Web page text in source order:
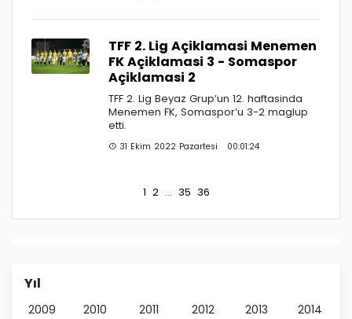
TFF 2. Lig Açiklamasi Menemen
FK Açiklamasi 3 - Somaspor
Açiklamasi 2
TFF 2. Lig Beyaz Grup’un 12. haftasinda
Menemen FK, Somaspor’u 3-2 maglup
etti.
31 Ekim 2022 Pazartesi 00:01:24
1 2... 35 36
Yıl
2009 2010 2011 2012 2013
2014